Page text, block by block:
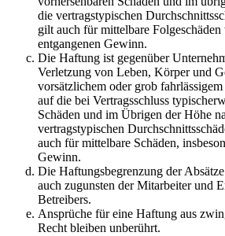
die vertragstypischen
gilt auch für mittelbare Folgeschäden
entgangenen Gewinn.
Die Haftung ist gegenüber
Verletzung von Leben, Körper und
vorsätzlichem oder grob
auf die bei Vertragsschluss
Schäden und im Übrigen der Höhe
vertragstypischen
auch für mittelbare Schäden,
Gewinn.
Die Haftungsbegrenzung der
auch zugunsten der Mitarbeiter und
Betreibers.
Ansprüche für eine Haftung aus
Recht bleiben unberührt.